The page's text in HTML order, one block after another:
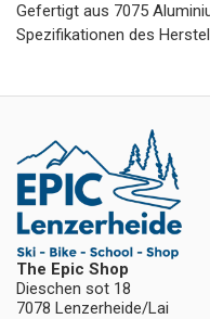
Gefertigt aus 7075
Spezifikationen des
The Epic Shop
Dieschen sot 18
7078 Lenzerheide/Lai